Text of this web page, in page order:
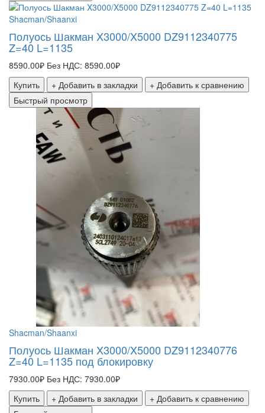
Shacman/Shaanxi
Полуось Шакман X3000/X5000 DZ9112340775
Z=40 L=1135
8590.00₽ Без НДС: 8590.00₽
Купить
+ Добавить в закладки
+ Добавить к сравнению
Быстрый просмотр
Shacman/Shaanxi
Полуось Шакман X3000/X5000 DZ9112340776
Z=40 L=1135 под блокировку
7930.00₽ Без НДС: 7930.00₽
Купить
+ Добавить в закладки
+ Добавить к сравнению